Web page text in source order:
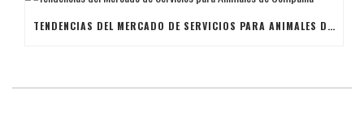
TENDENCIAS DEL MERCADO DE SERVICIOS PARA ANIMALES DE COMPAÑÍA